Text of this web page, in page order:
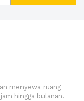
menyewa ruang
hingga bulanan.